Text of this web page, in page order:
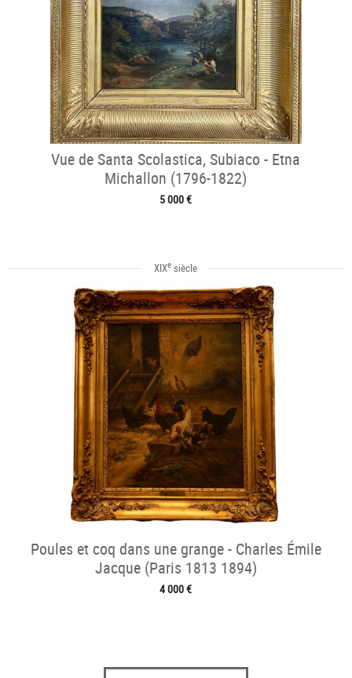
Vue de Santa Scolastica, Subiaco - Etna
Michallon (1796-1822)
5 000 €
XIXe siècle
Poules et coq dans une grange - Charles Émile
Jacque (Paris 1813 1894)
4 000 €